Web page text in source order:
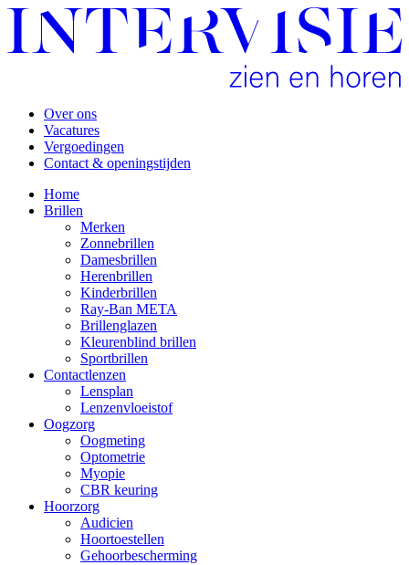
Over ons
Vacatures
Vergoedingen
Contact & openingstijden
Home
Brillen
Merken
Zonnebrillen
Damesbrillen
Herenbrillen
Kinderbrillen
Ray-Ban META
Brillenglazen
Kleurenblind brillen
Sportbrillen
Contactlenzen
Lensplan
Lenzenvloeistof
Oogzorg
Oogmeting
Optometrie
Myopie
CBR keuring
Hoorzorg
Audicien
Hoortoestellen
Gehoorbescherming